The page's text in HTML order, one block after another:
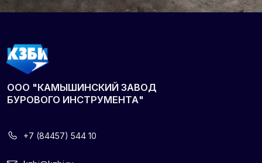
УСЛУГИ
Согласие на обработку ПД
Партнеры
Сертификаты и патенты